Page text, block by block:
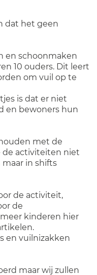
dat het geen
en schoonmaken
10 ouders. Dit leert
om vuil op te
is dat er niet
en bewoners hun
met de
de activiteiten niet
in shifts
de activiteit,
de
kinderen hier
en vuilnizakken
maar wij zullen